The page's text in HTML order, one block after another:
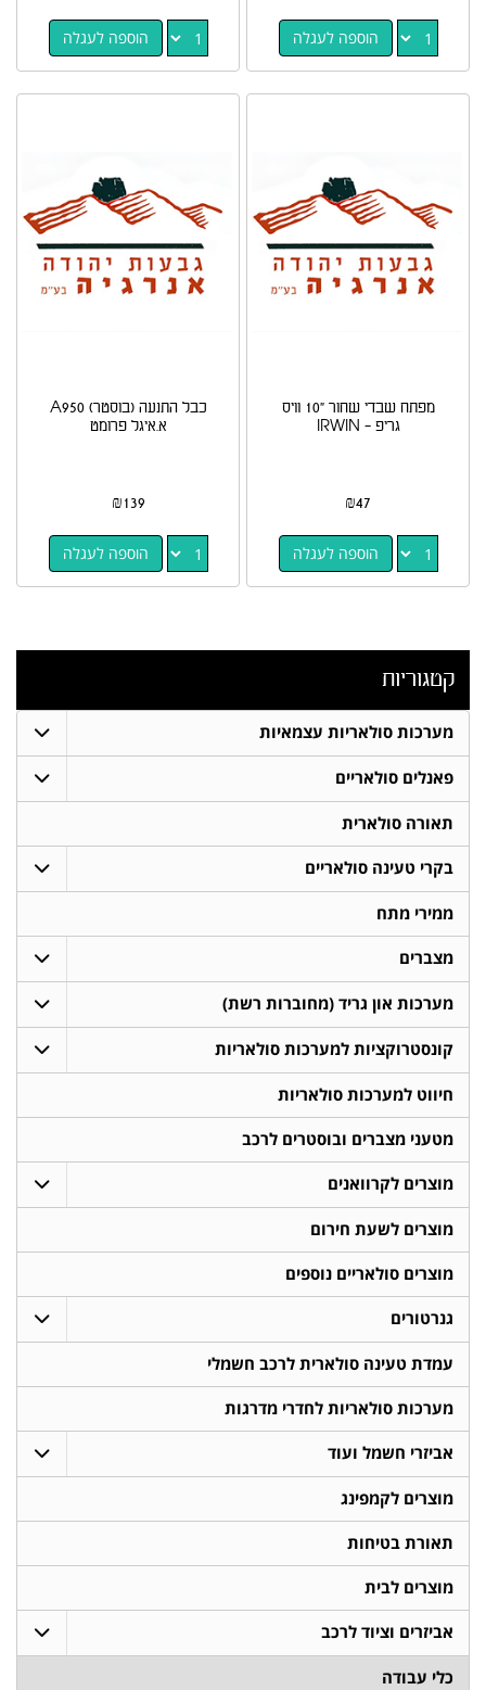
הוספה לעגלה הוספה לעגלה
מפתח שבדי שחור "10 וויס
גריפ - IRWIN
₪47
הוספה לעגלה
כבל התנעה (בוסטר) A950
א.איגל פרומט
₪139
הוספה לעגלה
קטגוריות
מערכות סולאריות עצמאיות
פאנלים סולאריים
תאורה סולארית
בקרי טעינה סולאריים
ממירי מתח
מצברים
מערכות און גריד (מחוברות רשת)
קונסטרוקציות למערכות סולאריות
חיווט למערכות סולאריות
מטעני מצברים ובוסטרים לרכב
מוצרים לקרוואנים
מוצרים לשעת חירום
מוצרים סולאריים נוספים
גנרטורים
עמדת טעינה סולארית לרכב חשמלי
מערכות סולאריות לחדרי מדרגות
אביזרי חשמל ועוד
מוצרים לקמפינג
תאורת בטיחות
מוצרים לבית
אביזרים וציוד לרכב
כלי עבודה